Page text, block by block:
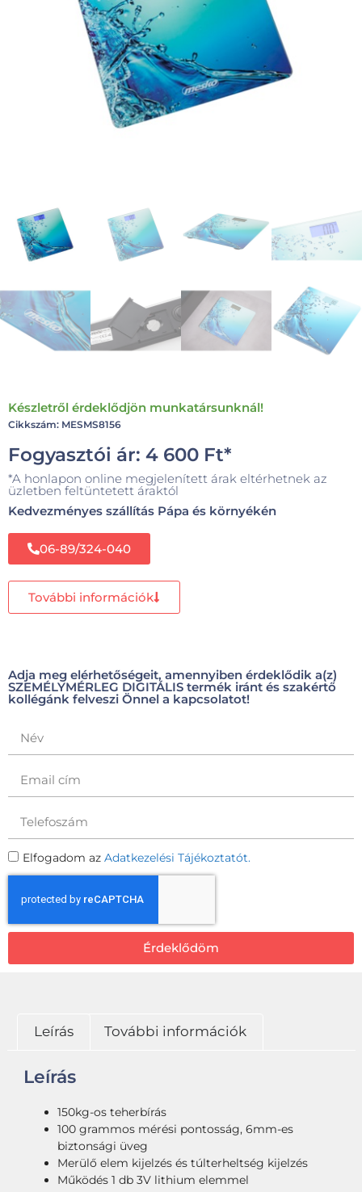
Készletről érdeklődjön munkatársunknál!
Cikkszám: MESMS8156
Fogyasztói ár: 4 600 Ft*
*A honlapon online megjelenített árak eltérhetnek az
üzletben feltüntetett áraktól
Kedvezményes szállítás Pápa és környékén
06-89/324-040
További információk
Adja meg elérhetőségeit, amennyiben érdeklődik a(z)
SZEMÉLYMÉRLEG DIGITÁLIS termék iránt és szakértő
kollégánk felveszi Önnel a kapcsolatot!
Elfogadom az Adatkezelési Tájékoztatót.
Érdeklődöm
Leírás További információk
Leírás
150kg-os teherbírás
100 grammos mérési pontosság, 6mm-es
biztonsági üveg
Merülő elem kijelzés és túlterheltség kijelzés
Működés 1 db 3V lithium elemmel